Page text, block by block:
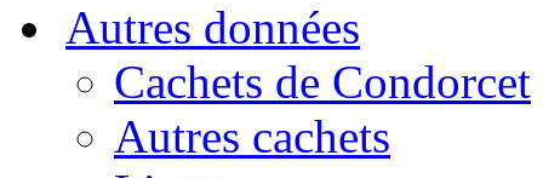
Autres données
Cachets de Condorcet
Autres cachets